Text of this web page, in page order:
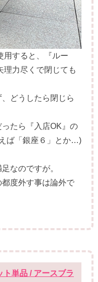
すると、『ルー
理力尽くで閉じても
どうしたら閉じら
たら『入店OK』の
ば「銀座６」とか…)
なのですが。
都度外す事は論外で
ト単品 / アースブラ